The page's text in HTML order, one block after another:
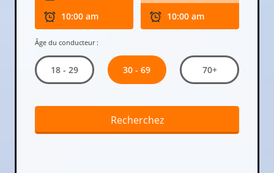
Âge du conducteur :
18 - 29 30 - 69 70+
Recherchez